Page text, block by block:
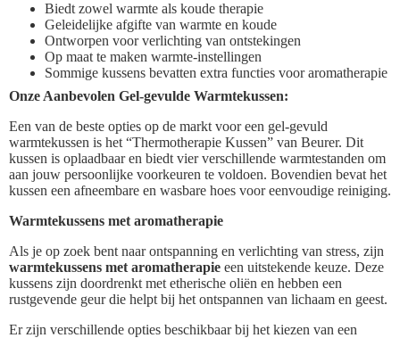
Biedt zowel warmte als koude therapie
Geleidelijke afgifte van warmte en koude
Ontworpen voor verlichting van ontstekingen
Op maat te maken warmte-instellingen
Sommige kussens bevatten extra functies voor aromatherapie
Onze Aanbevolen Gel-gevulde Warmtekussen:
Een van de beste opties op de markt voor een gel-gevuld
warmtekussen is het “Thermotherapie Kussen” van Beurer. Dit
kussen is oplaadbaar en biedt vier verschillende warmtestanden om
aan jouw persoonlijke voorkeuren te voldoen. Bovendien bevat het
kussen een afneembare en wasbare hoes voor eenvoudige reiniging.
Warmtekussens met aromatherapie
Als je op zoek bent naar ontspanning en verlichting van stress, zijn
warmtekussens met aromatherapie een uitstekende keuze. Deze
kussens zijn doordrenkt met etherische oliën en hebben een
rustgevende geur die helpt bij het ontspannen van lichaam en geest.
Er zijn verschillende opties beschikbaar bij het kiezen van een